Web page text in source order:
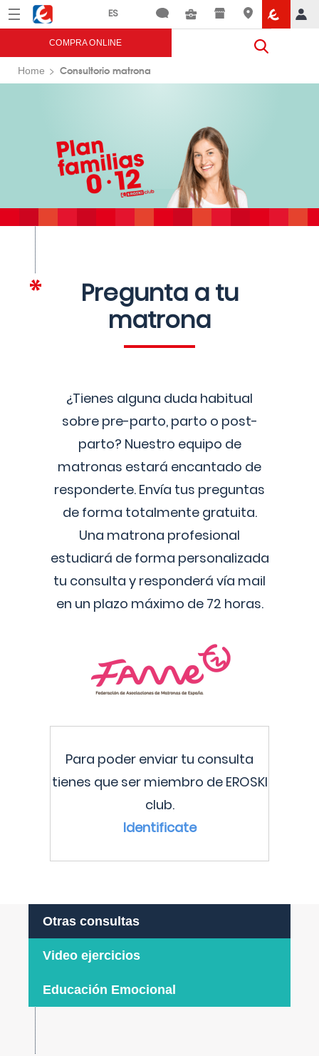
Menú Eroski
COMPRA ONLINE
Home Consultorio matrona
Pregunta a tu
matrona
¿Tienes alguna duda habitual
sobre pre-parto, parto o post-
parto? Nuestro equipo de
matronas estará encantado de
responderte. Envía tus preguntas
de forma totalmente gratuita.
Una matrona profesional
estudiará de forma personalizada
tu consulta y responderá vía mail
en un plazo máximo de 72 horas.
Para poder enviar tu consulta
tienes que ser miembro de EROSKI
club.
Identificate
Otras consultas
Video ejercicios
Educación Emocional